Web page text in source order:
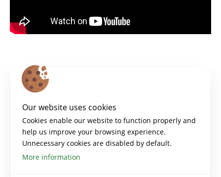
Laden Sie die Lektion herunter, indem Sie auf den
folgenden Link klicken
Phishing
Our website uses cookies
Cookies enable our website to function properly and
help us improve your browsing experience.
Unnecessary cookies are disabled by default.
More information